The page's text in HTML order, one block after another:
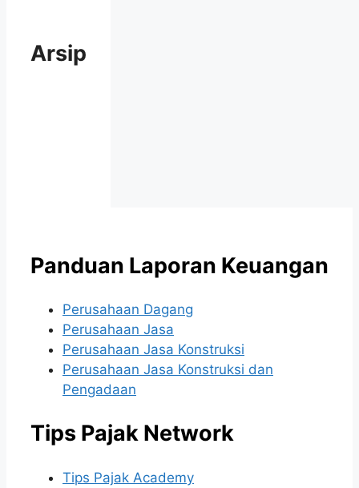
Arsip
Panduan Laporan Keuangan
Perusahaan Dagang
Perusahaan Jasa
Perusahaan Jasa Konstruksi
Perusahaan Jasa Konstruksi dan
Pengadaan
Tips Pajak Network
Tips Pajak Academy